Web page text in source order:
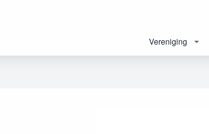
Vereniging